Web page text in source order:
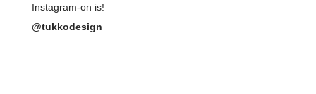
Instagram-on is!
@tukkodesign